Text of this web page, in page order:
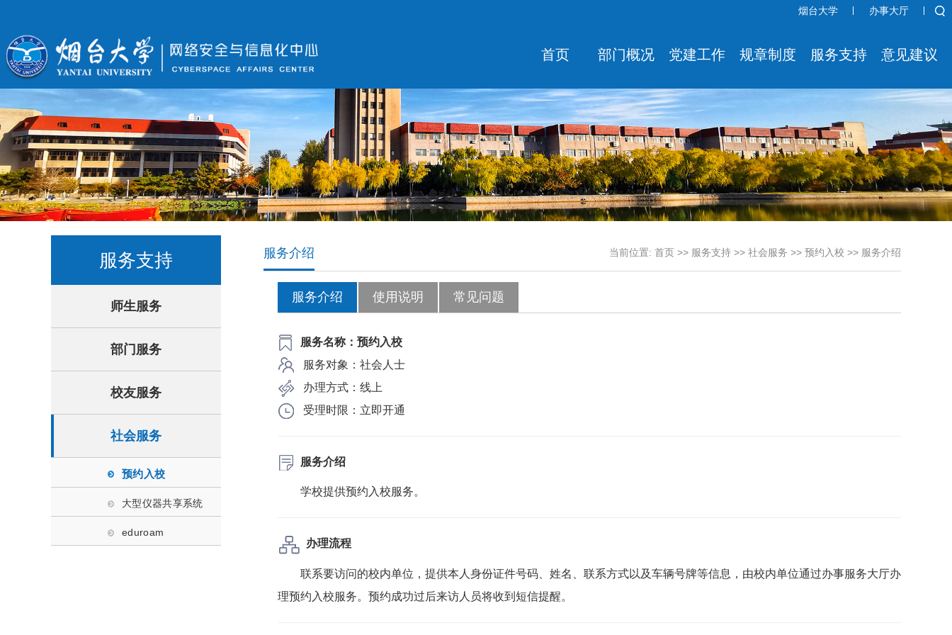
烟台大学 办事大厅
首页 部门概况 党建工作 规章制度 服务支持 意见建议
服务支持
师生服务
部门服务
校友服务
社会服务
预约入校
大型仪器共享系统
eduroam
服务介绍 当前位置: 首页 >> 服务支持 >> 社会服务 >> 预约入校 >> 服务介绍
服务介绍 使用说明 常见问题
服务名称：预约入校
服务对象 ： 社会人士
办理方式：线上
受理时限：立即开通
服务介绍
学校提供预约入校服务。
办理流程
联系要访问的校内单位，提供本人身份证件号码、姓名、联系方式以及车辆号牌等信息，由校内单位通过办事服务大厅办
理预约入校服务。预约成功过后来访人员将收到短信提醒。